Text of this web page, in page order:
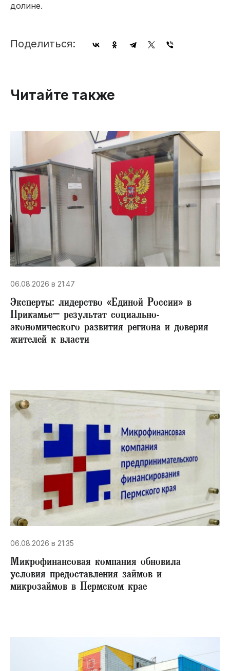
долине.
Поделиться:
Читайте также
06.08.2026 в 21:47
Эксперты: лидерство «Единой России» в
Прикамье– результат социально-
экономического развития региона и доверия
жителей к власти
06.08.2026 в 21:35
Микрофинансовая компания обновила
условия предоставления займов и
микрозаймов в Пермском крае